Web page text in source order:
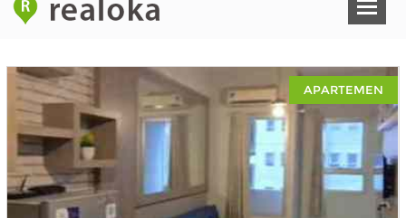
APARTEMEN